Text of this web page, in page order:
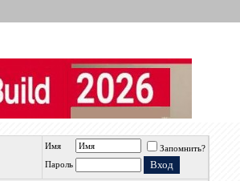
Имя
Запомнить?
Пароль